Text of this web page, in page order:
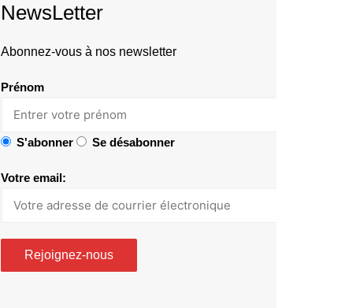
NewsLetter
Abonnez-vous à nos newsletter
Prénom
S'abonner Se désabonner
Votre email: